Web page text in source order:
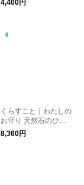
yn
4,400円
くらすこと｜わたしの
お守り 天然石のひと
粒ピアス［ギフト/贈
り物］
8,360円